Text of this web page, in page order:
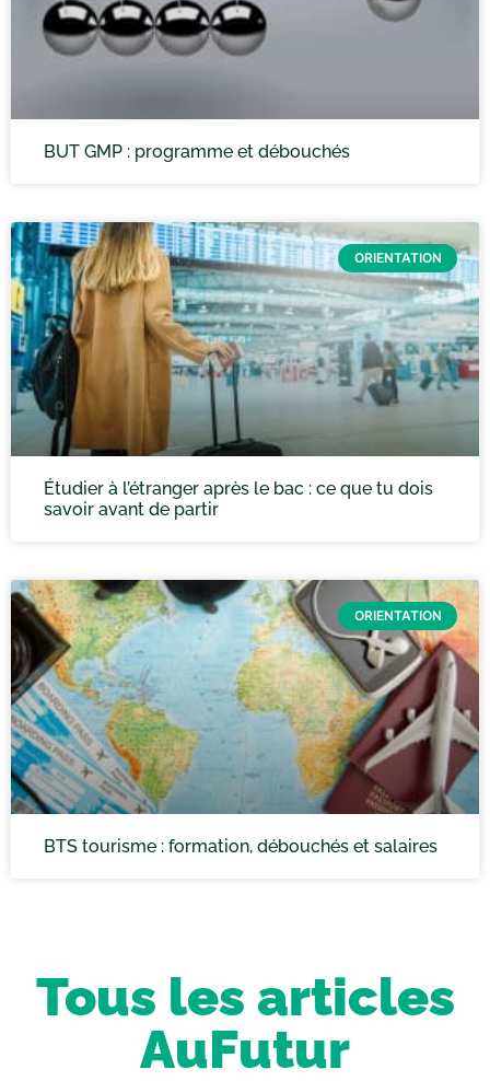
BUT GMP : programme et débouchés
ORIENTATION
Étudier à l’étranger après le bac : ce que tu dois
savoir avant de partir
ORIENTATION
BTS tourisme : formation, débouchés et salaires
Tous les articles
AuFutur